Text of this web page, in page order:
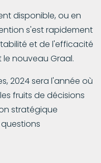
disponible, ou en
s'est rapidement
et de l'efficacité
le nouveau Graal.
2024 sera l'année où
fruits de décisions
stratégique